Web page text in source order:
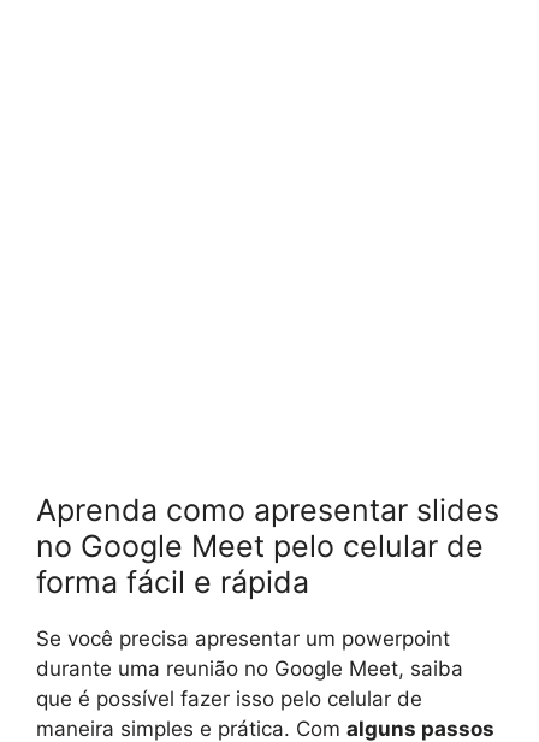
Aprenda como apresentar slides
no Google Meet pelo celular de
forma fácil e rápida
Se você precisa apresentar um powerpoint
durante uma reunião no Google Meet, saiba
que é possível fazer isso pelo celular de
maneira simples e prática. Com alguns passos